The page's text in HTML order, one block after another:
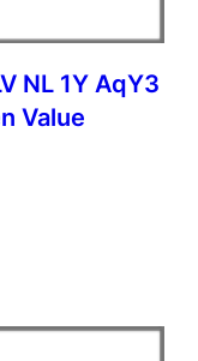
NL 1Y AqY3
Value